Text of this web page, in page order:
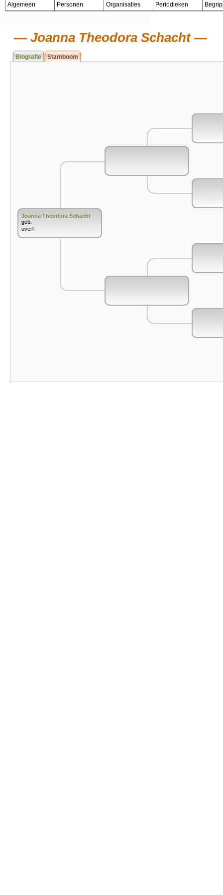
Algemeen Personen Organisaties Periodieken
Joanna Theodora Schacht
Biografie Stamboom
Joanna Theodora Schacht
geb.
overl.